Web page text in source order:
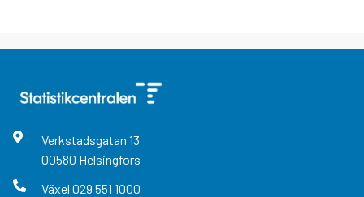
Verkstadsgatan 13
00580 Helsingfors
Växel 029 551 1000